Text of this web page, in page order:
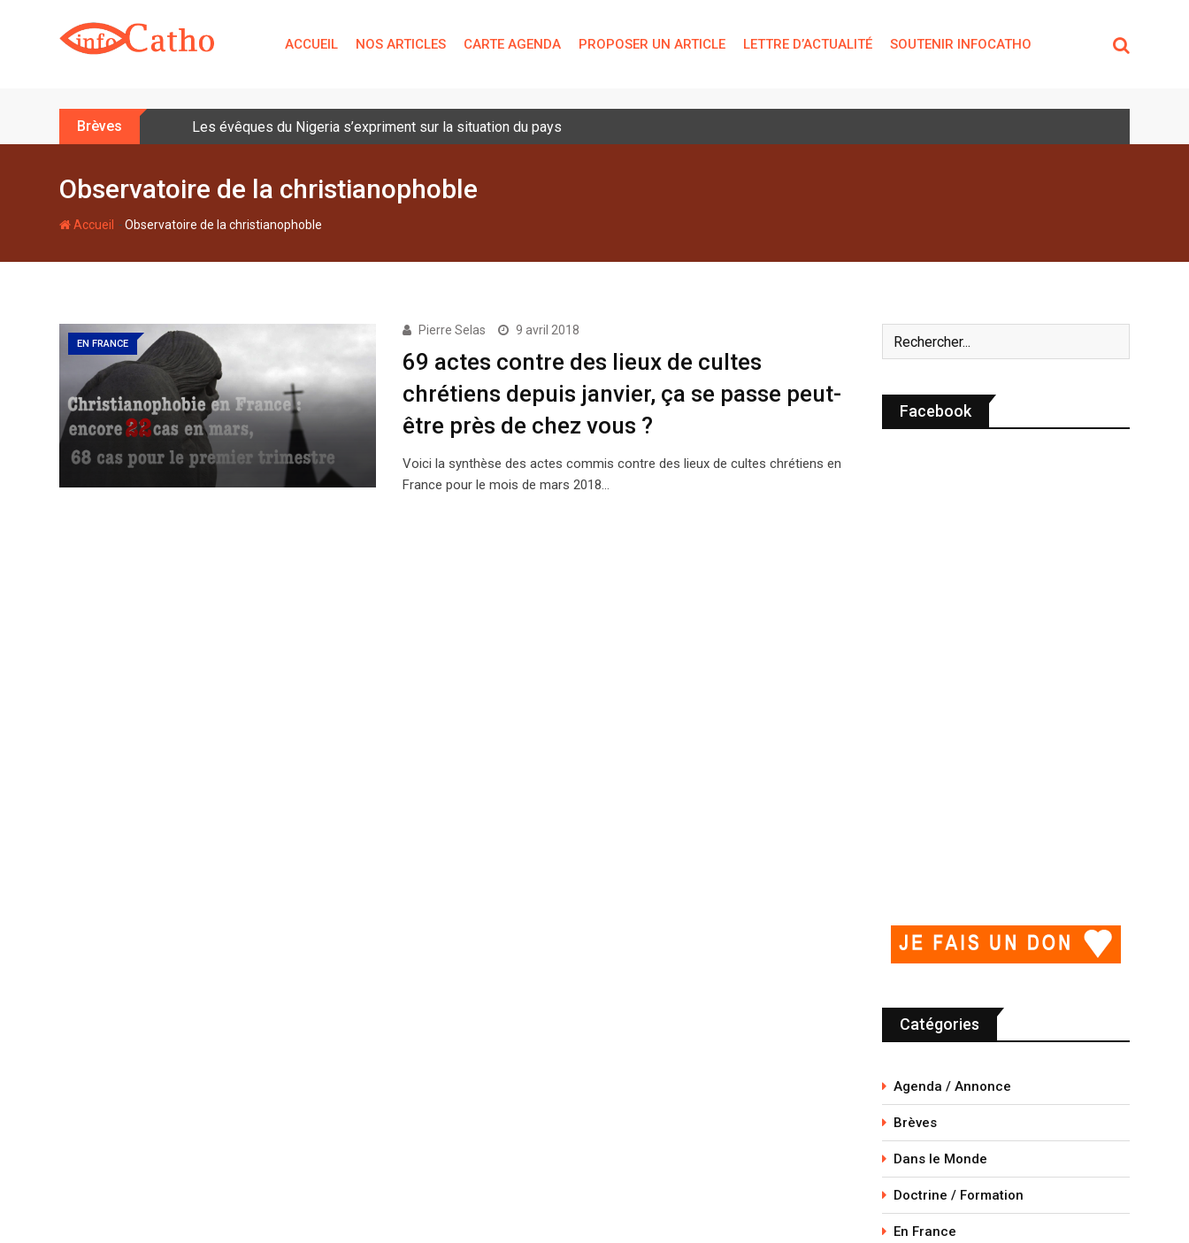
t
ACCUEIL NOS ARTICLES CARTE AGENDA PROPOSER UN ARTICLE LETTRE D’ACTUALITÉ SOUTENIR INFOCATHO
Brèves Les évêques du Nigeria s’expriment sur la situation du pays
Observatoire de la christianophoble
Accueil -Observatoire de la christianophoble
EN FRANCE
Pierre Selas 9 avril 2018
69 actes contre des lieux de cultes
chrétiens depuis janvier, ça se passe peut-
être près de chez vous ?
Voici la synthèse des actes commis contre des lieux de cultes chrétiens en
France pour le mois de mars 2018…
Facebook
Catégories
Agenda / Annonce
Brèves
Dans le Monde
Doctrine / Formation
En France